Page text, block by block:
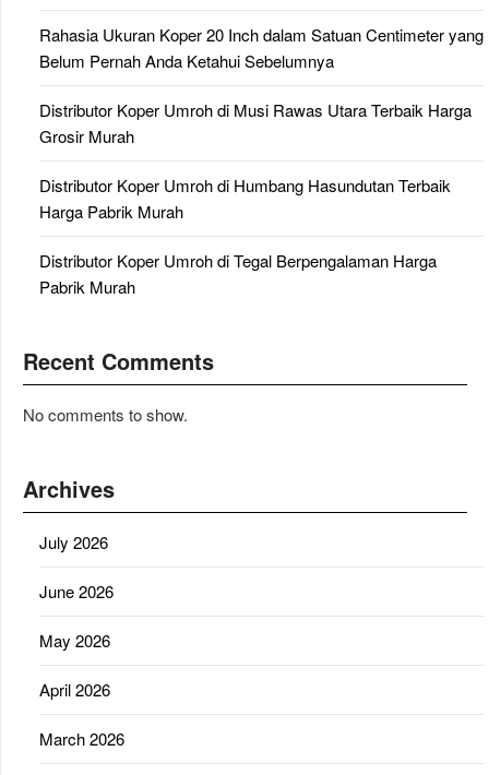
Rahasia Ukuran Koper 20 Inch dalam Satuan Centimeter yang
Belum Pernah Anda Ketahui Sebelumnya
Distributor Koper Umroh di Musi Rawas Utara Terbaik Harga
Grosir Murah
Distributor Koper Umroh di Humbang Hasundutan Terbaik
Harga Pabrik Murah
Distributor Koper Umroh di Tegal Berpengalaman Harga
Pabrik Murah
Recent Comments
No comments to show.
Archives
July 2026
June 2026
May 2026
April 2026
March 2026